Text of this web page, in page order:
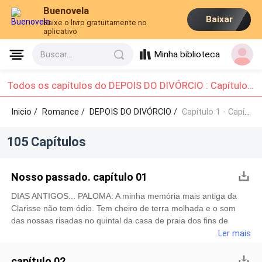
Buenovela
Baixe o livro gratuitamente no
aplicativo
Baixar
Buscar... Minha biblioteca
Todos os capítulos do DEPOIS DO DIVÓRCIO : Capítulo 1 - Capítulo 10
Inicio / Romance/DEPOIS DO DIVÓRCIO / Capítulo 1 - Capítulo 10
105 Capítulos
Nosso passado. capítulo 01
DIAS ANTIGOS... PALOMA: A minha memória mais antiga da
Clarisse não tem ódio. Tem cheiro de terra molhada e o som
das nossas risadas no quintal da casa de praia dos fins de
semana em família. Éramos primas, mas naquelas tardes,
bonecas com pernas riscadas de canetinha e jurávamos que
Ler mais